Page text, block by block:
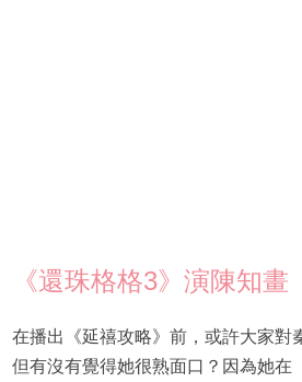
《還珠格格3》演陳知畫
在播出《延禧攻略》前，或許大家對
但有沒有覺得她很熟面口？因為她在